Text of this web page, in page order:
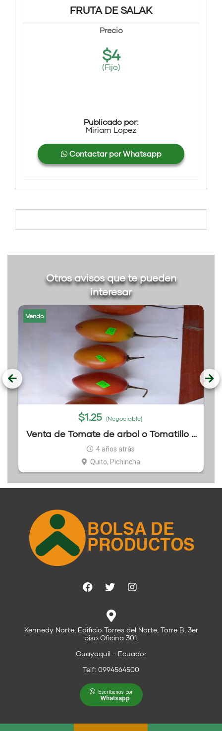
FRUTA DE SALAK
Precio
$4
(Fijo)
Publicado por:
Miriam Lopez
Contactar por Whatsapp
Otros avisos que te pueden
interesar
Vendo
$1.25 (Negociable)
Venta de Tomate de arbol o Tomatillo x
kg
4 años atrás
Quito, Pichincha
Kennedy Norte, Edificio Torres del Norte, Torre B, 3er
piso Oficina 301.
Guayaquil - Ecuador
Telf: 0994564500
Escríbenos por
Whatsapp